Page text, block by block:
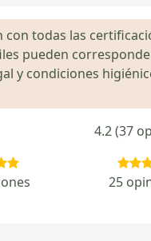
todas las
pueden
y condiciones
4.2 (37
25